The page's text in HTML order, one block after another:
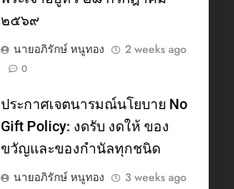
๒๕๖๙
นายอภิรักษ์ หนูทอง
2 weeks ago
0
ประกาศเจตนารมณ์นโยบาย No
Gift Policy: งดรับ งดให้ ของ
ขวัญและของกำนัลทุกชนิด
นายอภิรักษ์ หนูทอง
3 weeks ago